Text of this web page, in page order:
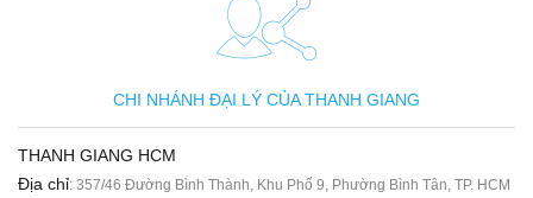
CHI NHÁNH ĐẠI LÝ CỦA THANH GIANG
THANH GIANG HCM
Địa chỉ: 357/46 Đường Bình Thành, Khu Phố 9, Phường Bình Tân, TP. HCM